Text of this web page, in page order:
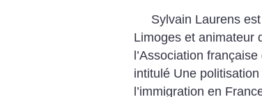
Sylvain Laurens
Limoges et animateur
l’Association
intitulé Une
l’immigration en